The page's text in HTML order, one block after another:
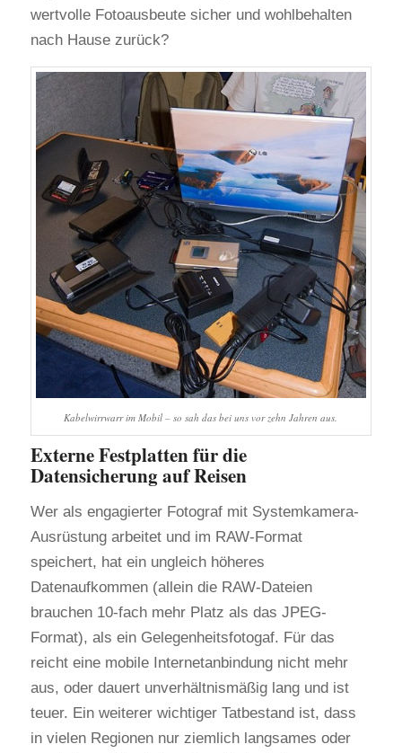
wertvolle Fotoausbeute sicher und wohlbehalten
nach Hause zurück?
Kabelwirrwarr im Mobil – so sah das bei uns vor zehn Jahren aus.
Externe Festplatten für die
Datensicherung auf Reisen
Wer als engagierter Fotograf mit Systemkamera-
Ausrüstung arbeitet und im RAW-Format
speichert, hat ein ungleich höheres
Datenaufkommen (allein die RAW-Dateien
brauchen 10-fach mehr Platz als das JPEG-
Format), als ein Gelegenheitsfotogaf. Für das
reicht eine mobile Internetanbindung nicht mehr
aus, oder dauert unverhältnismäßig lang und ist
teuer. Ein weiterer wichtiger Tatbestand ist, dass
in vielen Regionen nur ziemlich langsames oder